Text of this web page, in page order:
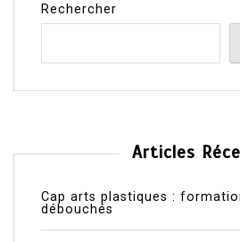
Rechercher
Articles
Cap arts plastiques :
débouchés